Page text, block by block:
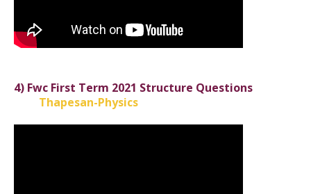
4) Fwc First Term 2021 Structure Questions
Thapesan-Physics